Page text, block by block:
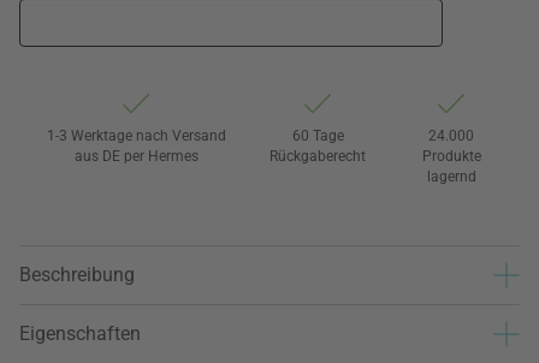
1-3 Werktage nach Versand
aus DE per Hermes
60 Tage
Rückgaberecht
24.000
Produkte
lagernd
Beschreibung
Eigenschaften